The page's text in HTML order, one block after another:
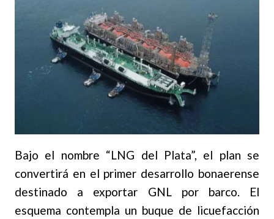
Bajo el nombre “LNG del Plata”, el plan se
convertirá en el primer desarrollo bonaerense
destinado a exportar GNL por barco. El
esquema contempla un buque de licuefacción